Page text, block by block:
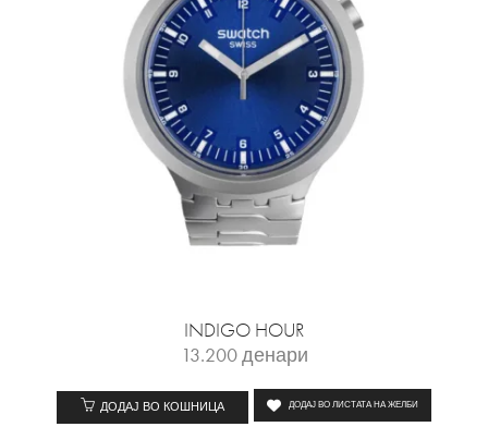
INDIGO HOUR
13.200денари
ДОДАЈ ВО КОШНИЦА ДОДАЈ ВО ЛИСТАТА НА ЖЕЛБИ